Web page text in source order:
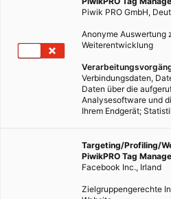
Piwik PRO GmbH,
Anonyme Auswertung
Weiterentwicklung
Verbindungsdaten,
Daten über die
Analysesoftware und
Ihrem Endgerät;
Targeting/Profiling/
PiwikPRO Tag
Facebook Inc., Irland
Zielgruppengerechte